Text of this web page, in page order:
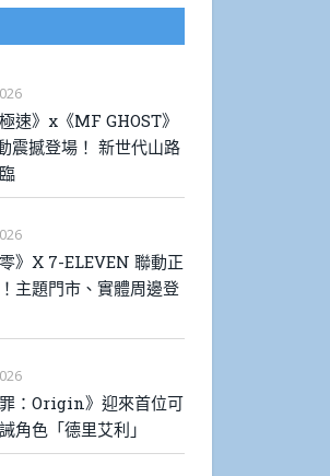
速》x《MF GHOST》
震撼登場！ 新世代山路
零》X 7-ELEVEN 聯動正
主題門市、實體周邊登
罪：Origin》迎來首位可
角色「德里艾利」